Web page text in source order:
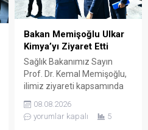
tarafından karşılanan Bakan
Memişoğlu ardından
fabrikaya geçerek şirketin...
Bakan Memişoğlu Ulkar
Kimya’yı Ziyaret Etti
Sağlık Bakanımız Sayın
Prof. Dr. Kemal Memişoğlu,
ilimiz ziyareti kapsamında
ilaç üretimi yapan Ulkar
Kimya firmasını ziyaret etti.
Ulkar Holding ve Nobel İlaç
08.08.2026
yorumlar kapalı
5